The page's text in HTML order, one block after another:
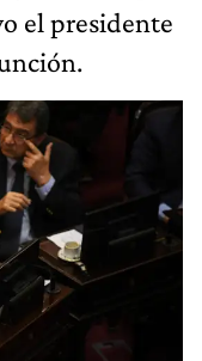
el presidente